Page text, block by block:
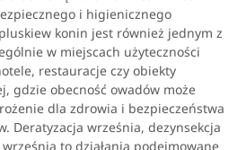
i higienicznego
konin jest również jednym z
w miejscach użyteczności
restauracje czy obiekty
gdzie obecność owadów może
dla zdrowia i bezpieczeństwa
Deratyzacja września, dezynsekcja
to działania podejmowane